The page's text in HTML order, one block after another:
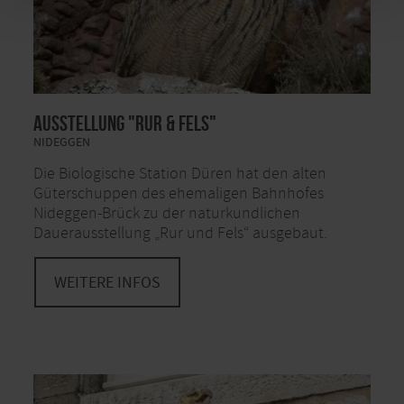
Ausstellung "Rur & Fels"
NIDEGGEN
Die Biologische Station Düren hat den alten
Güterschuppen des ehemaligen Bahnhofes
Nideggen-Brück zu der naturkundlichen
Dauerausstellung „Rur und Fels“ ausgebaut.
WEITERE INFOS